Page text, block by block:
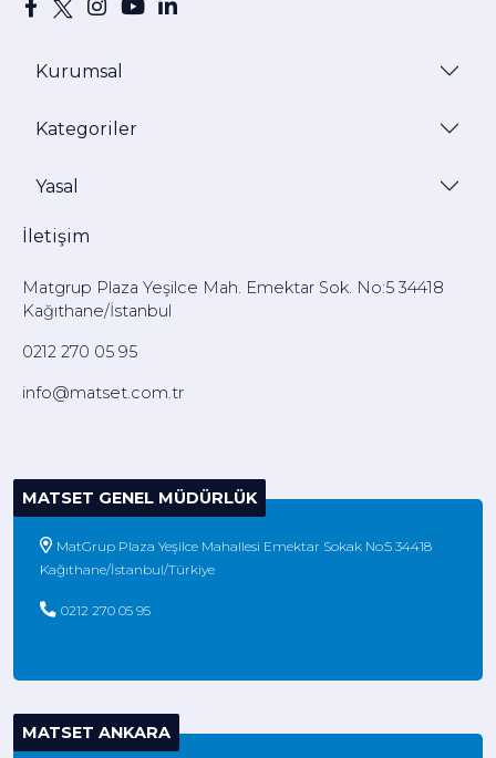
Kurumsal
Kategoriler
Yasal
İletişim
Matgrup Plaza Yeşilce Mah. Emektar Sok. No:5 34418
Kağıthane/İstanbul
0212 270 05 95
info@matset.com.tr
MATSET GENEL MÜDÜRLÜK
MatGrup Plaza Yeşilce Mahallesi Emektar Sokak No:5 34418
Kağıthane/İstanbul/Türkiye
0212 270 05 95
MATSET ANKARA